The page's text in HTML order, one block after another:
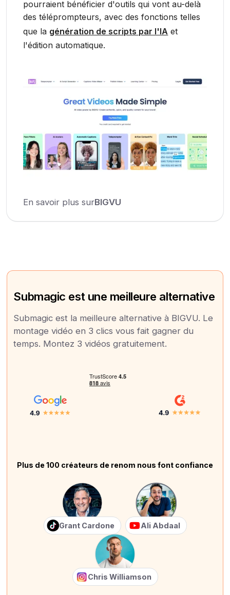
pourraient bénéficier d'outils qui vont au-delà
des téléprompteurs, avec des fonctions telles
que la génération de scripts par l'IA et
l'édition automatique.
En savoir plus surBIGVU
Submagic est une meilleure alternative
Submagic est la meilleure alternative à BIGVU. Le
montage vidéo en 3 clics vous fait gagner du
temps. Montez 3 vidéos gratuitement.
Plus de 100 créateurs de renom nous font confiance
Grant Cardone Ali Abdaal
Chris Williamson